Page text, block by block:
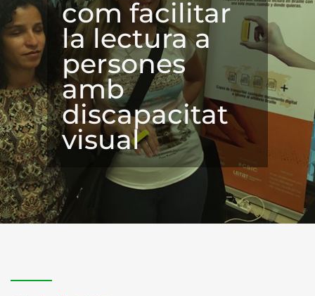
com facilitar
la lectura a
persones
amb
discapacitat
visual